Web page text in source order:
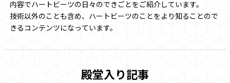
内容でハートビーツの日々のできごとをご紹介しています。
技術以外のことも含め、ハートビーツのことをより知ることので
きるコンテンツになっています。
殿堂入り記事